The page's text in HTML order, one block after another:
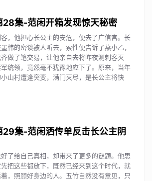
28集-范闲开箱发现惊天秘密
，他担心长公主的安危，便去了广信宫。长
韩的密谈被人听去，索性便告诉了燕小乙，
做了笔交易，让他亲自去将昨夜测刺客灭
统领，竟然毫不犹豫地应下了。原来，当年
山村遭逢突变，满门灭尽，是长公主将快
29集-范闲洒传单反击长公主阴
了给自己真相，却带来了更多的谜题。他思
把这些都放下，既然已经来到这个时代，就
，照顾好身边的人。五竹自然没有意见，只